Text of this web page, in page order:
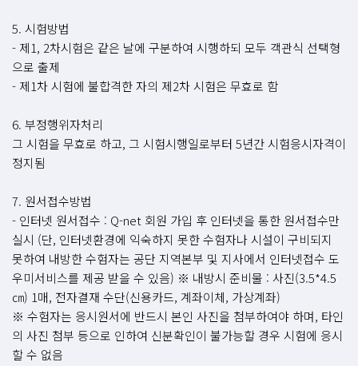
5. 시험방법
- 제1, 2차시험은 같은 날에 구분하여 시행하되 모두 객관식 선택형
으로 출제
- 제1차 시험에 불합격한 자의 제2차 시험은 무효로 함
6. 부정행위자처리
그 시험을 무효로 하고, 그 시험시행일로부터 5년간 시험응시자격이
정지됨
7. 원서접수방법
- 인터넷 원서접수 : Q-net 회원 가입 후 인터넷을 통한 원서접수만
실시 (단, 인터넷환경에 익숙하지 못한 수험자나 시설이 구비되지
못하여 내방한 수험자는 공단 지역본부 및 지사에서 인터넷접수 도
우미서비스를 제공 받을 수 있음) ※ 내방시 준비물 : 사진(3.5*4.5
㎝) 1매, 전자결재 수단(신용카드, 계좌이체, 가상계좌)
※ 수험자는 응시원서에 반드시 본인 사진을 첨부하여야 하며, 타인
의 사진 첨부 등으로 인하여 신분확인이 불가능할 경우 시험에 응시
할 수 없음